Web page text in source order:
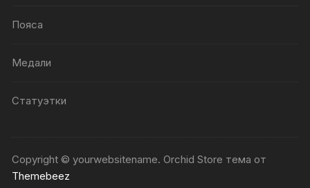
Пояса
Медали
Статуэтки
Copyright © yourwebsitename. Orchid Store тема от
Themebeez